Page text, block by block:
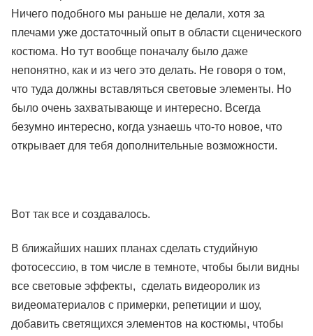
Ничего подобного мы раньше не делали, хотя за
плечами уже достаточный опыт в области сценического
костюма. Но тут вообще поначалу было даже
непонятно, как и из чего это делать. Не говоря о том,
что туда должны вставляться световые элементы. Но
было очень захватывающе и интересно. Всегда
безумно интересно, когда узнаешь что-то новое, что
открывает для тебя дополнительные возможности.
Вот так все и создавалось.
В ближайших наших планах сделать студийную
фотосессию, в том числе в темноте, чтобы были видны
все световые эффекты, сделать видеоролик из
видеоматериалов с примерки, репетиции и шоу,
добавить светящихся элементов на костюмы, чтобы